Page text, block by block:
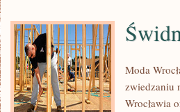
Moda
zwiedzaniu
Wrocławia